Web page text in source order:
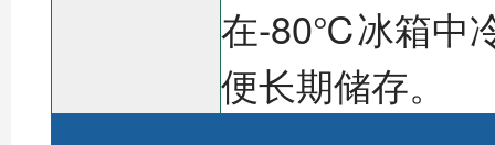
在-80℃冰箱中
便长期储存。